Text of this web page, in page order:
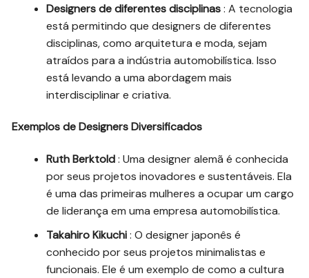
Designers de diferentes disciplinas: A tecnologia
está permitindo que designers de diferentes
disciplinas, como arquitetura e moda, sejam
atraídos para a indústria automobilística. Isso
está levando a uma abordagem mais
interdisciplinar e criativa.
Exemplos de Designers Diversificados
Ruth Berktold: Uma designer alemã é conhecida
por seus projetos inovadores e sustentáveis. Ela
é uma das primeiras mulheres a ocupar um cargo
de liderança em uma empresa automobilística.
Takahiro Kikuchi: O designer japonês é
conhecido por seus projetos minimalistas e
funcionais. Ele é um exemplo de como a cultura